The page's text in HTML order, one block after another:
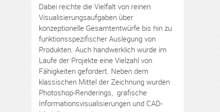
Dabei reichte die Vielfalt von reinen
Visualisierungsaufgaben über
konzeptionelle Gesamtentwürfe bis hin zu
funktionsspezifischer Auslegung von
Produkten. Auch handwerklich wurde im
Laufe der Projekte eine Vielzahl von
Fähigkeiten gefordert. Neben dem
klassischen Mittel der Zeichnung wurden
Photoshop-Renderings, grafische
Informationsvisualisierungen und CAD-